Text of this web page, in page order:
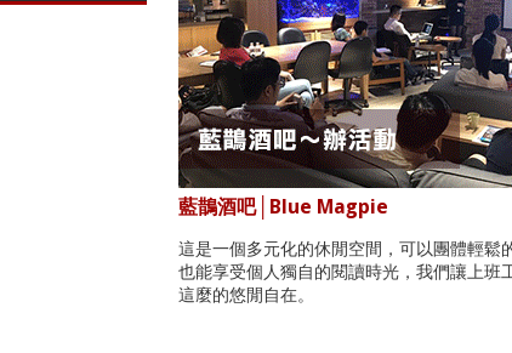
藍鵲酒吧│Blue Magpie
這是一個多元化的休閒空間，可以團體輕鬆
也能享受個人獨自的閱讀時光，我們讓上班
這麼的悠閒自在。